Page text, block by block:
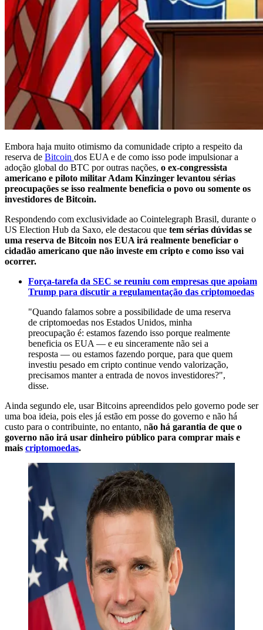
Embora haja muito otimismo da comunidade cripto a respeito da
reserva de Bitcoin dos EUA e de como isso pode impulsionar a
adoção global do BTC por outras nações, o ex-congressista
americano e piloto militar Adam Kinzinger levantou sérias
preocupações se isso realmente beneficia o povo ou somente os
investidores de Bitcoin.
Respondendo com exclusividade ao Cointelegraph Brasil, durante o
US Election Hub da Saxo, ele destacou que tem sérias dúvidas se
uma reserva de Bitcoin nos EUA irá realmente beneficiar o
cidadão americano que não investe em cripto e como isso vai
ocorrer.
Força-tarefa da SEC se reuniu com empresas que apoiam
Trump para discutir a regulamentação das criptomoedas
"Quando falamos sobre a possibilidade de uma reserva
de criptomoedas nos Estados Unidos, minha
preocupação é: estamos fazendo isso porque realmente
beneficia os EUA — e eu sinceramente não sei a
resposta — ou estamos fazendo porque, para que quem
investiu pesado em cripto continue vendo valorização,
precisamos manter a entrada de novos investidores?",
disse.
Ainda segundo ele, usar Bitcoins apreendidos pelo governo pode ser
uma boa ideia, pois eles já estão em posse do governo e não há
custo para o contribuinte, no entanto, não há garantia de que o
governo não irá usar dinheiro público para comprar mais e
mais criptomoedas.